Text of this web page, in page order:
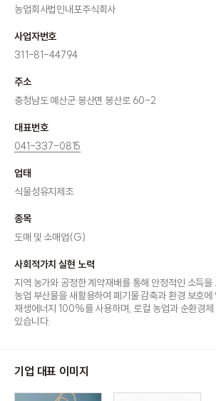
농업회사법인내포주식회사
사업자번호
311-81-44794
주소
충청남도 예산군 봉산면 봉산로 60-2
대표번호
041-337-0815
업태
식물성유지제조
종목
도매 및 소매업(G)
사회적가치 실현 노력
지역 농가와 공정한 계약재배를 통해 안정적인 소득
농업 부산물을 새활용하여 폐기물 감축과 환경 보호에
재생에너지 100%를 사용하며, 로컬 농업과 순환경
있습니다.
기업 대표 이미지